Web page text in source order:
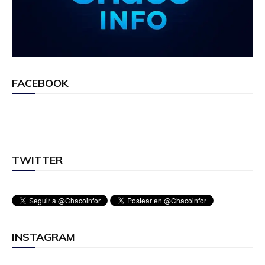
FACEBOOK
TWITTER
INSTAGRAM